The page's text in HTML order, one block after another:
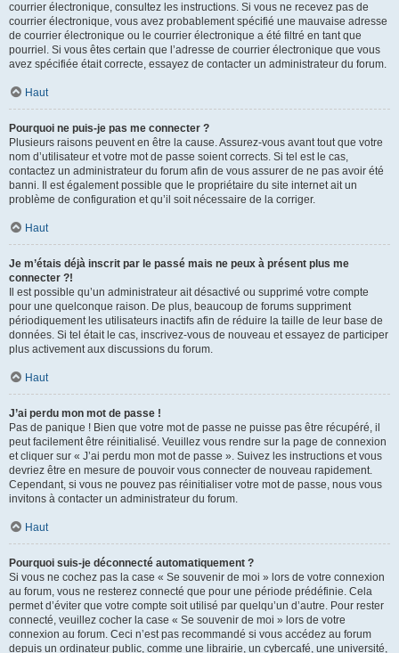
courrier électronique, consultez les instructions. Si vous ne recevez pas de
courrier électronique, vous avez probablement spécifié une mauvaise adresse
de courrier électronique ou le courrier électronique a été filtré en tant que
pourriel. Si vous êtes certain que l’adresse de courrier électronique que vous
avez spécifiée était correcte, essayez de contacter un administrateur du forum.
Haut
Pourquoi ne puis-je pas me connecter ?
Plusieurs raisons peuvent en être la cause. Assurez-vous avant tout que votre
nom d’utilisateur et votre mot de passe soient corrects. Si tel est le cas,
contactez un administrateur du forum afin de vous assurer de ne pas avoir été
banni. Il est également possible que le propriétaire du site internet ait un
problème de configuration et qu’il soit nécessaire de la corriger.
Haut
Je m’étais déjà inscrit par le passé mais ne peux à présent plus me
connecter ?!
Il est possible qu’un administrateur ait désactivé ou supprimé votre compte
pour une quelconque raison. De plus, beaucoup de forums suppriment
périodiquement les utilisateurs inactifs afin de réduire la taille de leur base de
données. Si tel était le cas, inscrivez-vous de nouveau et essayez de participer
plus activement aux discussions du forum.
Haut
J’ai perdu mon mot de passe !
Pas de panique ! Bien que votre mot de passe ne puisse pas être récupéré, il
peut facilement être réinitialisé. Veuillez vous rendre sur la page de connexion
et cliquer sur « J’ai perdu mon mot de passe ». Suivez les instructions et vous
devriez être en mesure de pouvoir vous connecter de nouveau rapidement.
Cependant, si vous ne pouvez pas réinitialiser votre mot de passe, nous vous
invitons à contacter un administrateur du forum.
Haut
Pourquoi suis-je déconnecté automatiquement ?
Si vous ne cochez pas la case « Se souvenir de moi » lors de votre connexion
au forum, vous ne resterez connecté que pour une période prédéfinie. Cela
permet d’éviter que votre compte soit utilisé par quelqu’un d’autre. Pour rester
connecté, veuillez cocher la case « Se souvenir de moi » lors de votre
connexion au forum. Ceci n’est pas recommandé si vous accédez au forum
depuis un ordinateur public, comme une librairie, un cybercafé, une université,